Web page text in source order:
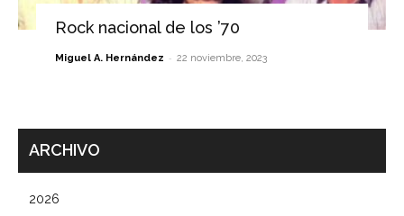
Rock nacional de los ’70
Miguel A. Hernández - 22 noviembre, 2023
ARCHIVO
2026